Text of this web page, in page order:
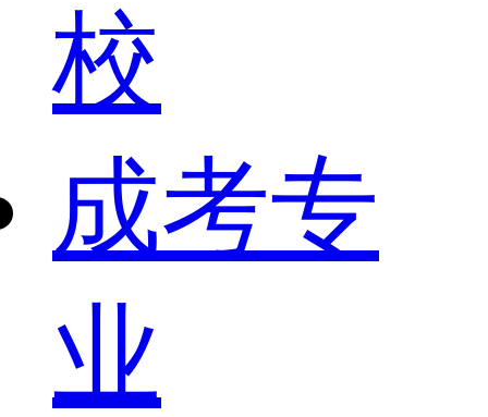
校
成考专
业